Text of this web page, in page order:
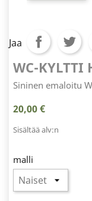
Jaa
WC-KYLTTI
Sininen emaloitu
20,00 €
Sisältää alv:n
malli